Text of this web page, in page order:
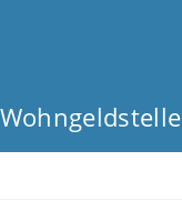
Wohngeldstelle